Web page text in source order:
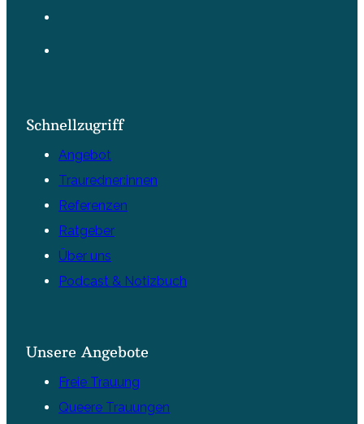
Schnellzugriff
Angebot
Trauredner:innen
Referenzen
Ratgeber
Über uns
Podcast & Notizbuch
Unsere Angebote
Freie Trauung
Queere Trauungen